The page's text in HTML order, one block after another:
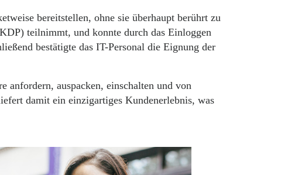
bereitstellen, ohne sie überhaupt berührt zu
teilnimmt, und konnte durch das Einloggen
bestätigte das IT-Personal die Eignung der
anfordern, auspacken, einschalten und von
damit ein einzigartiges Kundenerlebnis, was